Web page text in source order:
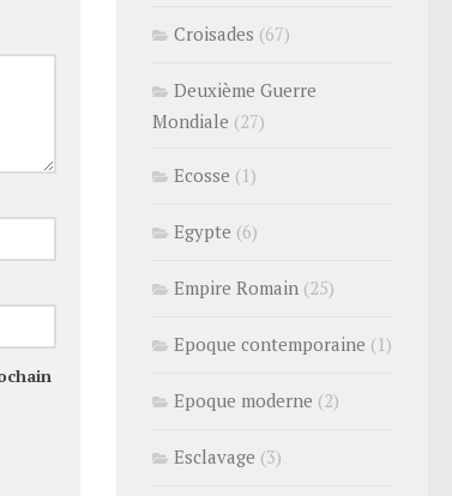
Croisades (67)
Deuxième Guerre
Mondiale (27)
Ecosse (1)
Egypte (6)
Empire Romain (25)
Epoque contemporaine (1)
Epoque moderne (2)
Esclavage (3)